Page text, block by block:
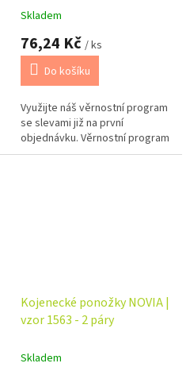
Skladem
76,24 Kč / ks
Do košíku
Využijte náš věrnostní program
se slevami již na první
objednávku. Věrnostní program
Kojenecké ponožky NOVIA |
vzor 1563 - 2 páry
Skladem